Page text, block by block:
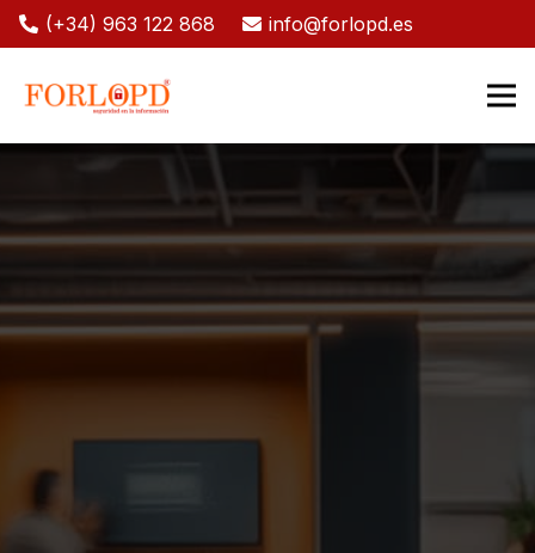
(+34) 963 122 868 info@forlopd.es